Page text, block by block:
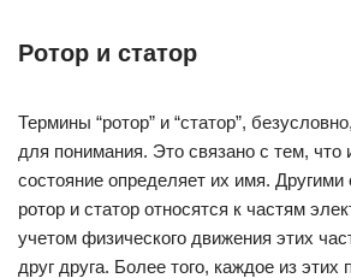
Ротор и статор
Термины “ротор” и “статор”,
для понимания. Это связано с тем, что
состояние определяет их имя. Другими
ротор и статор относятся к частям
учетом физического движения этих
друг друга. Более того, каждое из этих